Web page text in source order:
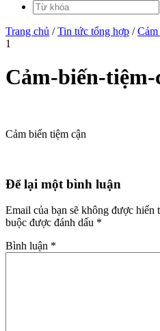
Trang chủ /Tin tức tổng hợp /
1
Cảm-biến-tiệm-
Cảm biến tiệm cận
Để lại một bình luận
Email của bạn sẽ không được hiển
buộc được đánh dấu *
Bình luận *